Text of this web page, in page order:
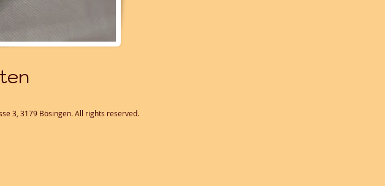
3, 3179 Bösingen. All rights reserved.